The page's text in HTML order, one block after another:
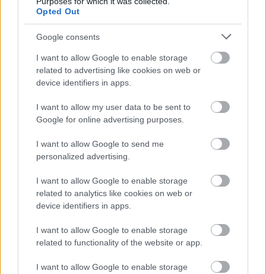
Opted Out
Google consents
I want to allow Google to enable storage
related to advertising like cookies on web or
device identifiers in apps.
I want to allow my user data to be sent to
Google for online advertising purposes.
I want to allow Google to send me
personalized advertising.
I want to allow Google to enable storage
related to analytics like cookies on web or
device identifiers in apps.
I want to allow Google to enable storage
related to functionality of the website or app.
I want to allow Google to enable storage
Charvátovou dál drží dobrá střelba
VENDULA KŘOUSTKOVÁ 12.12.2025
Prosluněný Hochfilzen byl dnes dějištěm dalšího kola SP v
biatlonu, muži i ženy závodili ve sprintu. Lucie Charvátová opět
dokázala, že její dobré výsledky v Östersundu nebyly náhoda.